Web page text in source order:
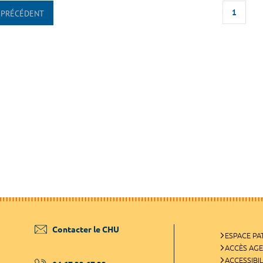
1
Contacter le CHU
ESPACE
ACCÈS